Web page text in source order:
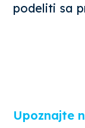
podeliti sa
Upoznajte